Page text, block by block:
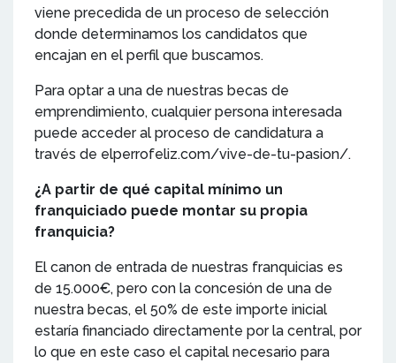
viene precedida de un proceso de selección
donde determinamos los candidatos que
encajan en el perfil que buscamos.
Para optar a una de nuestras becas de
emprendimiento, cualquier persona interesada
puede acceder al proceso de candidatura a
través de elperrofeliz.com/vive-de-tu-pasion/.
¿A partir de qué capital mínimo un
franquiciado puede montar su propia
franquicia?
El canon de entrada de nuestras franquicias es
de 15.000€, pero con la concesión de una de
nuestra becas, el 50% de este importe inicial
estaría financiado directamente por la central, por
lo que en este caso el capital necesario para